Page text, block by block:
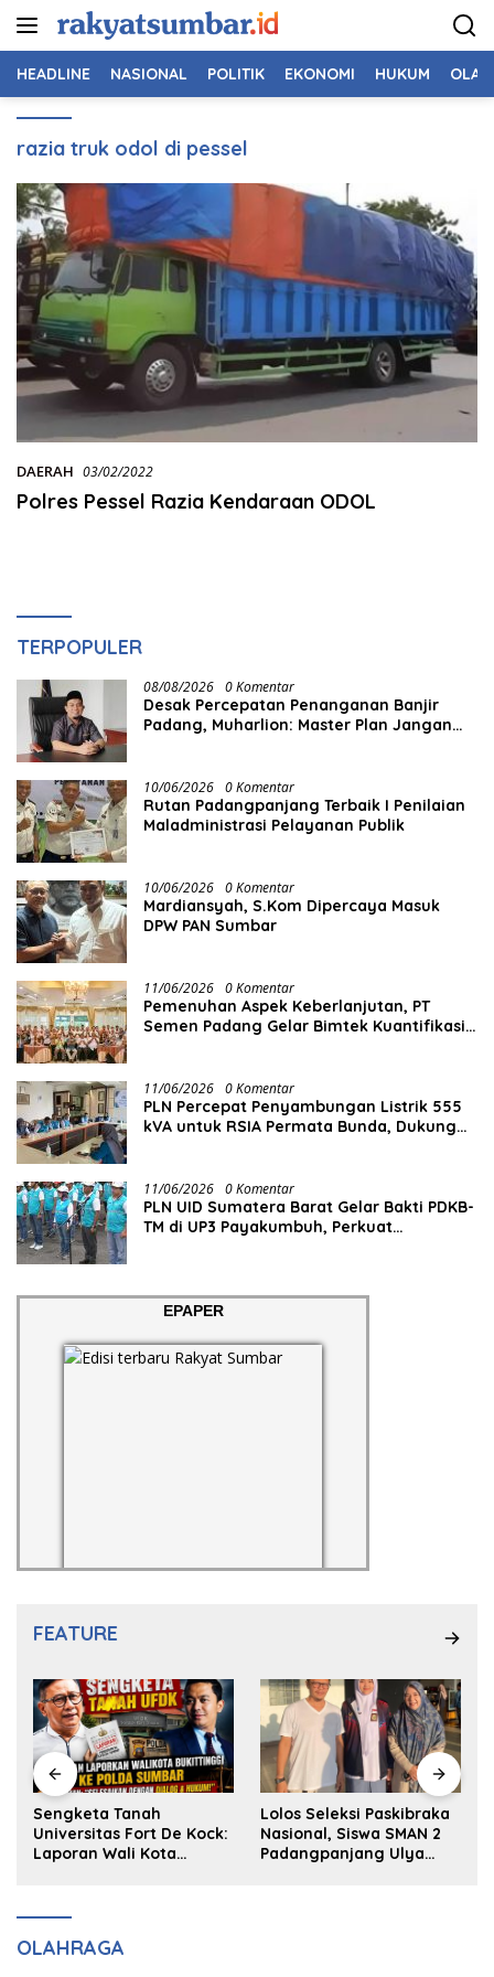
HEADLINE NASIONAL POLITIK EKONOMI HUKUM
razia truk odol di pessel
DAERAH 03/02/2022
Polres Pessel Razia Kendaraan ODOL
TERPOPULER
08/08/2026 0 Komentar
Desak Percepatan Penanganan Banjir
Padang, Muharlion: Master Plan Jangan
10/06/2026 0 Komentar
Rutan Padangpanjang Terbaik I Penilaian
Maladministrasi Pelayanan Publik
10/06/2026 0 Komentar
Mardiansyah, S.Kom Dipercaya Masuk
DPW PAN Sumbar
11/06/2026 0 Komentar
Pemenuhan Aspek Keberlanjutan, PT
Semen Padang Gelar Bimtek Kuantifikasi
11/06/2026 0 Komentar
PLN Percepat Penyambungan Listrik 555
kVA untuk RSIA Permata Bunda, Dukung
11/06/2026 0 Komentar
PLN UID Sumatera Barat Gelar Bakti PDKB-
TM di UP3 Payakumbuh, Perkuat
EPAPER
FEATURE
Sengketa Tanah
Universitas Fort De Kock:
Laporan Wali Kota
Lolos Seleksi Paskibraka
Nasional, Siswa SMAN 2
Padangpanjang Ulya
OLAHRAGA